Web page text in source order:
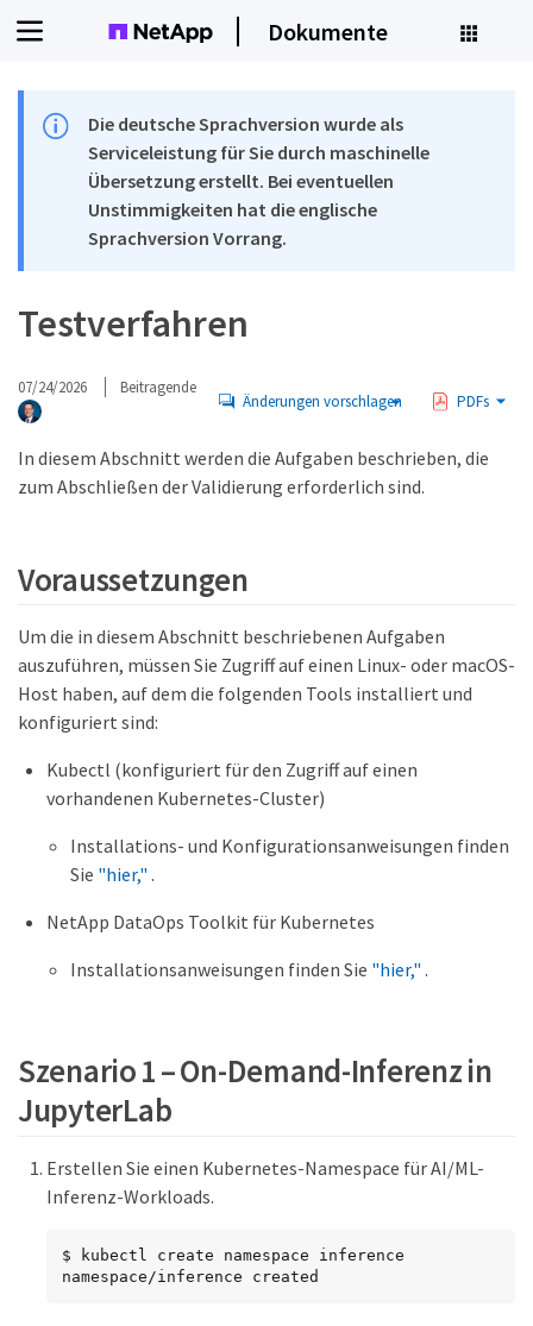
Dokumente
Die deutsche Sprachversion wurde als
Serviceleistung für Sie durch maschinelle
Übersetzung erstellt. Bei eventuellen
Unstimmigkeiten hat die englische
Sprachversion Vorrang.
Testverfahren
07/24/2026 Beitragende
Änderungen vorschlagen PDFs
In diesem Abschnitt werden die Aufgaben beschrieben, die
zum Abschließen der Validierung erforderlich sind.
Voraussetzungen
Um die in diesem Abschnitt beschriebenen Aufgaben
auszuführen, müssen Sie Zugriff auf einen Linux- oder macOS-
Host haben, auf dem die folgenden Tools installiert und
konfiguriert sind:
Kubectl (konfiguriert für den Zugriff auf einen
vorhandenen Kubernetes-Cluster)
Installations- und Konfigurationsanweisungen finden
Sie "hier," .
NetApp DataOps Toolkit für Kubernetes
Installationsanweisungen finden Sie "hier," .
Szenario 1 – On-Demand-Inferenz in
JupyterLab
Erstellen Sie einen Kubernetes-Namespace für AI/ML-
Inferenz-Workloads.
$ kubectl create namespace inference
namespace/inference created